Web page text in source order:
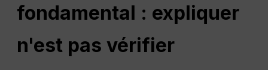
fondamental : expliquer
n'est pas vérifier